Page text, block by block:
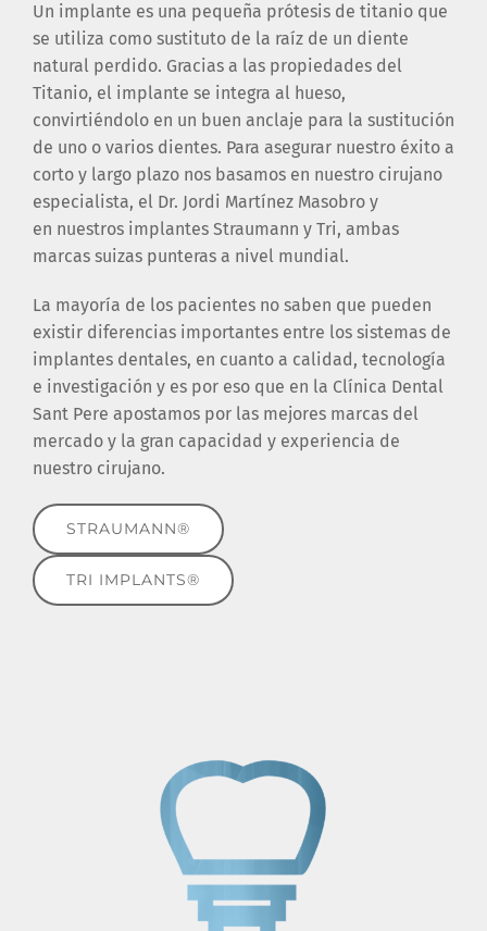
Un implante es una pequeña prótesis de titanio que
se utiliza como sustituto de la raíz de un diente
natural perdido. Gracias a las propiedades del
Titanio, el implante se integra al hueso,
convirtiéndolo en un buen anclaje para la sustitución
de uno o varios dientes. Para asegurar nuestro éxito a
corto y largo plazo nos basamos en nuestro cirujano
especialista, el Dr. Jordi Martínez Masobro y
en nuestros implantes Straumann y Tri, ambas
marcas suizas punteras a nivel mundial.
La mayoría de los pacientes no saben que pueden
existir diferencias importantes entre los sistemas de
implantes dentales, en cuanto a calidad, tecnología
e investigación y es por eso que en la Clínica Dental
Sant Pere apostamos por las mejores marcas del
mercado y la gran capacidad y experiencia de
nuestro cirujano.
STRAUMANN®
TRI IMPLANTS®